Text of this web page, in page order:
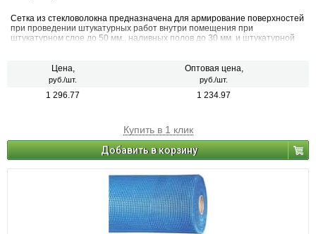
Сетка из стекловолокна предназначена для армирование поверхностей
при проведении штукатурных работ внутри помещения при
штукатурном слое до 50 мм., наливных полов до 30 мм. и штукатурной
Цена,
руб./шт.
Оптовая цена,
руб./шт.
1 296.77 1 234.97
Купить в 1 клик
Добавить в корзину